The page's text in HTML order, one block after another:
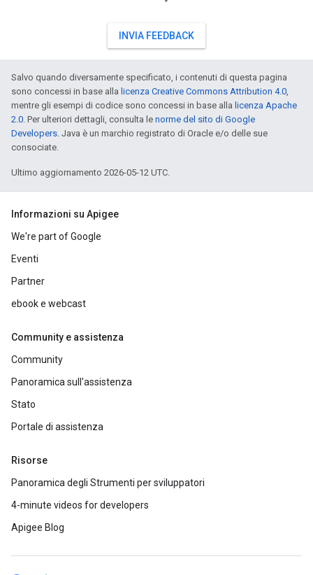
INVIA FEEDBACK
Salvo quando diversamente specificato, i contenuti di questa pagina
sono concessi in base alla licenza Creative Commons Attribution 4.0,
mentre gli esempi di codice sono concessi in base alla licenza Apache
2.0. Per ulteriori dettagli, consulta le norme del sito di Google
Developers. Java è un marchio registrato di Oracle e/o delle sue
consociate.
Ultimo aggiornamento 2026-05-12 UTC.
Informazioni su Apigee
We're part of Google
Eventi
Partner
ebook e webcast
Community e assistenza
Community
Panoramica sull'assistenza
Stato
Portale di assistenza
Risorse
Panoramica degli Strumenti per sviluppatori
4-minute videos for developers
Apigee Blog